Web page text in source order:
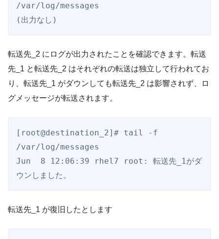
/var/log/messages
転送先_2 にログが出力されたことを確認できます。転送
先_1 と転送先_2 はそれぞれの転送は独立して行われてお
り、転送先_1 がダウンしても転送先_2 は影響されず、ロ
グメッセージが転送されます。
[root@destination_2]# tail -f
/var/log/messages
Jun  8 12:06:39 rhel7 root: 転送先_1がダ
転送先_1 が復旧したとします